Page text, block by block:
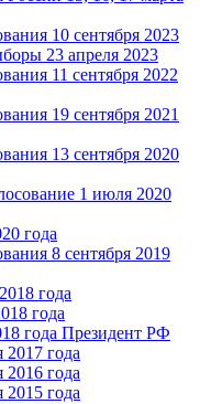
10 сентября 2023
23 апреля 2023
11 сентября 2022
19 сентября 2021
13 сентября 2020
1 июля 2020
года
8 сентября 2019
года
года
года Президент РФ
года
года
года